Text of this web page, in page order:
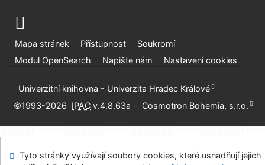
Mapa stránek Přístupnost
Soukromí
Modul OpenSearch
Napište nám Nastavení cookies
Univerzitní knihovna - Univerzita Hradec Králové
©1993-2026 IPAC v.4.8.63a - Cosmotron Bohemia, s.r.o.
Tyto stránky využívají soubory cookies, které usnadňují jejich